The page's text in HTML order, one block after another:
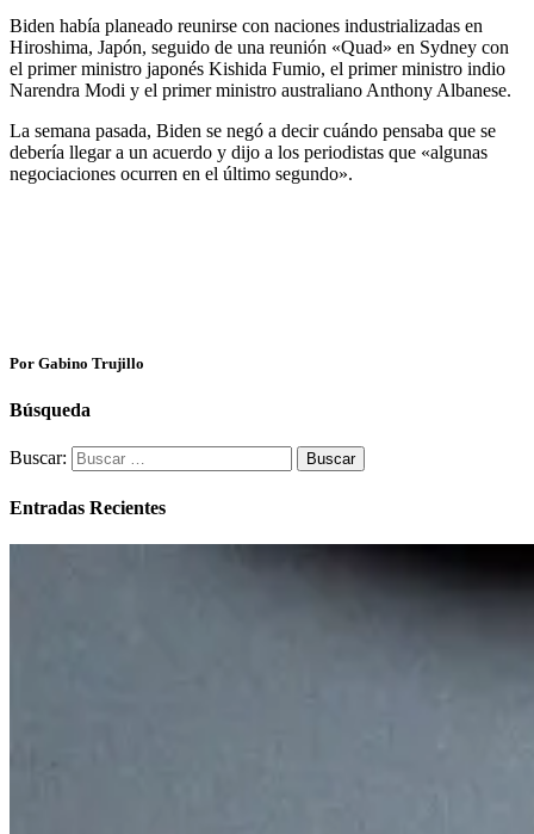
Biden había planeado reunirse con naciones industrializadas en
Hiroshima, Japón, seguido de una reunión «Quad» en Sydney con
el primer ministro japonés Kishida Fumio, el primer ministro indio
Narendra Modi y el primer ministro australiano Anthony Albanese.
La semana pasada, Biden se negó a decir cuándo pensaba que se
debería llegar a un acuerdo y dijo a los periodistas que «algunas
negociaciones ocurren en el último segundo».
Por Gabino Trujillo
Búsqueda
Buscar:
Entradas Recientes